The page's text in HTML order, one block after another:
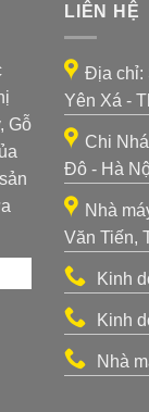
Gỗ
LIÊN HỆ
Địa chỉ:
Yên Xá -
Chi
Đô - Hà
Nhà
Văn Tiến,
Kinh
Kinh
Nhà